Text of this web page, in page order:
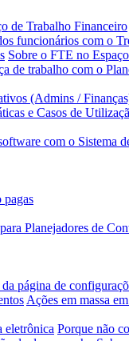
de Trabalho Financeiro
funcionários com o
Sobre o FTE no
de trabalho com o
(Admins /
e Casos de
com o Sistema
pagas
Planejadores de
página de
Ações em massa
eletrônica Porque não